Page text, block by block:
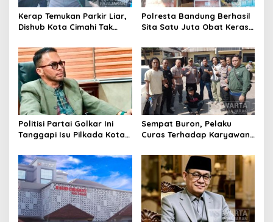
Kerap Temukan Parkir Liar,
Dishub Kota Cimahi Tak
Pembinaan
Polresta Bandung Berhasil
Sita Satu Juta Obat Keras
Kasus Narkoba
Politisi Partai Golkar Ini
Tanggapi Isu Pilkada Kota
Sempat Buron, Pelaku
Curas Terhadap Karyawan
Ditangkap Polisi